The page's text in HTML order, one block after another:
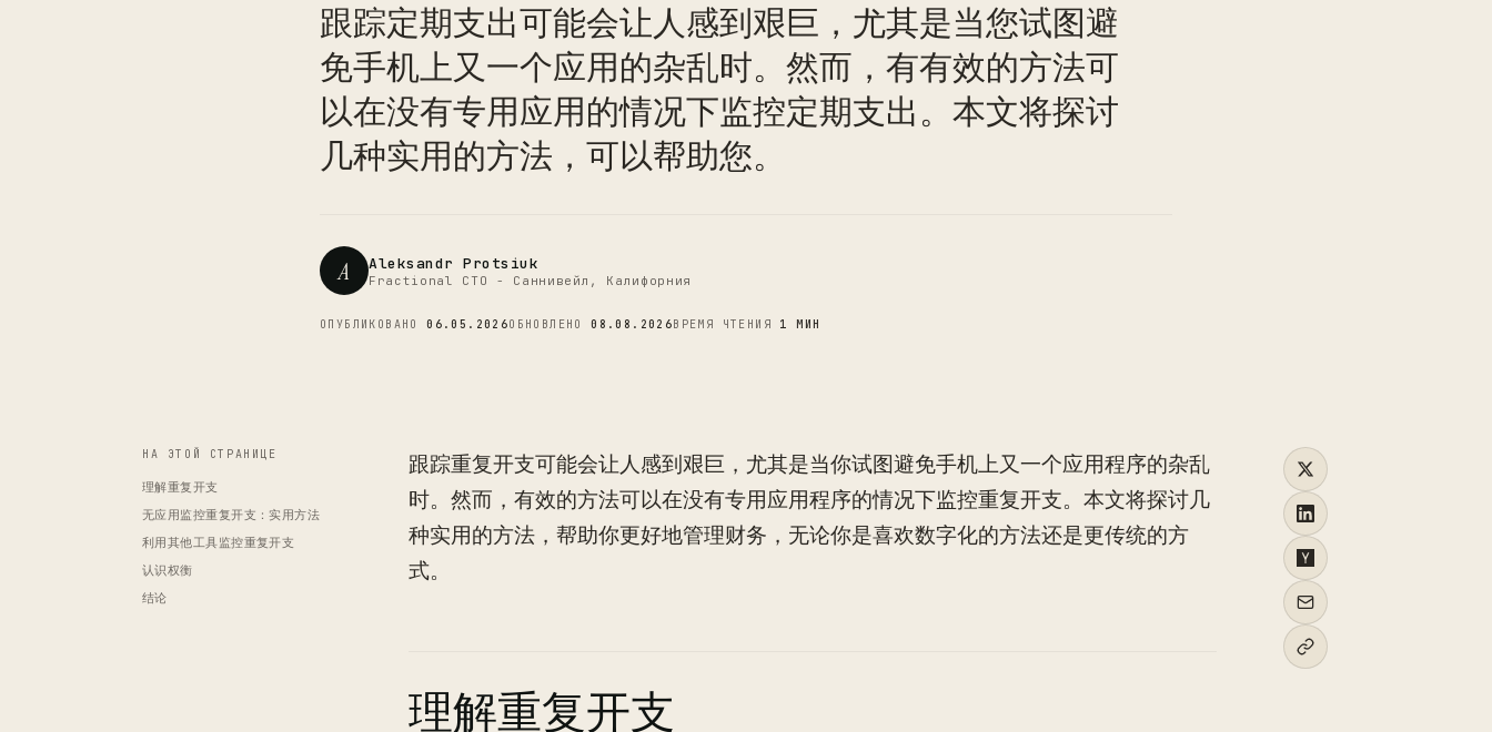
跟踪定期支出可能会让人感到艰巨，尤其是当您试图避
免手机上又一个应用的杂乱时。然而，有有效的方法可
以在没有专用应用的情况下监控定期支出。本文将探讨
几种实用的方法，可以帮助您。
A Aleksandr Protsiuk
Fractional CTO - Саннивейл, Калифорния
ОПУБЛИКОВАНО06.05.2026ОБНОВЛЕНО08.08.2026ВРЕМЯ ЧТЕНИЯ 1 МИН
CTO
НА ЭТОЙ СТРАНИЦЕ
理解重复开支
无应用监控重复开支：实用方法
利用其他工具监控重复开支
认识权衡
结论
跟踪重复开支可能会让人感到艰巨，尤其是当你试图避免手机上又一个应用程序的杂乱
时。然而，有效的方法可以在没有专用应用程序的情况下监控重复开支。本文将探讨几
种实用的方法，帮助你更好地管理财务，无论你是喜欢数字化的方法还是更传统的方
式。
理解重复开支